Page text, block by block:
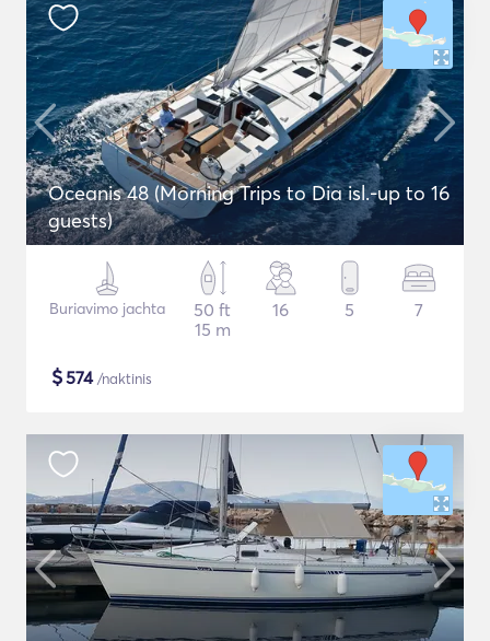
Oceanis 48 (Morning Trips to Dia isl.-up to 16
guests)
Buriavimo jachta
50 ft
15 m
16 5 7
$574/naktinis